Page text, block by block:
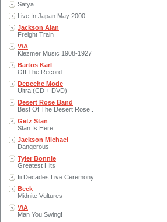
Satya
Live In Japan May 2000
Jackson Alan
Freight Train
V/A
Klezmer Music 1908-1927
Bartos Karl
Off The Record
Depeche Mode
Ultra (CD + DVD)
Desert Rose Band
Best Of The Desert Rose..
Getz Stan
Stan Is Here
Jackson Michael
Dangerous
Tyler Bonnie
Greatest Hits
Iii Decades Live Ceremony
Beck
Midnite Vultures
V/A
Man You Swing!